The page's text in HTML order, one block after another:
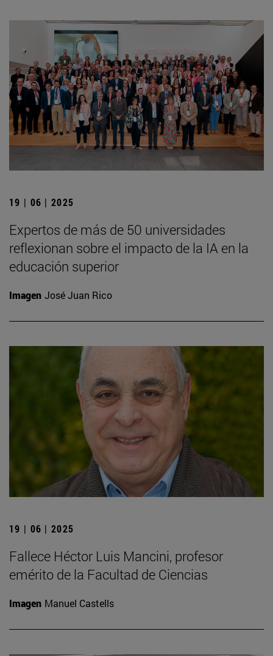
19 | 06 | 2025
Expertos de más de 50 universidades
reflexionan sobre el impacto de la IA en la
educación superior
Imagen José Juan Rico
19 | 06 | 2025
Fallece Héctor Luis Mancini, profesor
emérito de la Facultad de Ciencias
Imagen Manuel Castells